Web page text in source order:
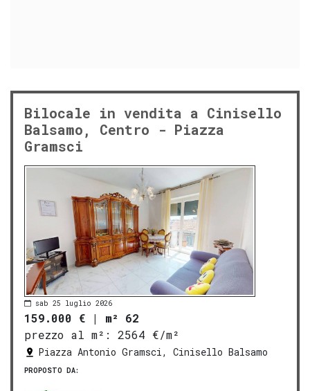
Bilocale in vendita a Cinisello
Balsamo, Centro - Piazza
Gramsci
sab 25 luglio 2026
159.000 € | m² 62
prezzo al m²:
2564 €/m²
Piazza Antonio Gramsci, Cinisello Balsamo
PROPOSTO DA: